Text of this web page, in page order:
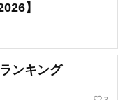
】
ンキング